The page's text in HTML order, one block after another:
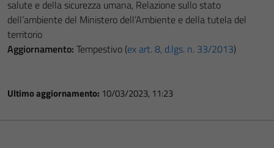
salute e della sicurezza umana, Relazione sullo stato
dell’ambiente del Ministero dell’Ambiente e della tutela del
territorio
Aggiornamento: Tempestivo (ex art. 8, d.lgs. n. 33/2013)
Ultimo aggiornamento: 10/03/2023, 11:23